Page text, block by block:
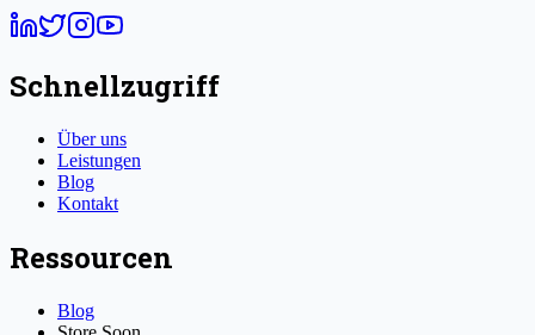
Schnellzugriff
Über uns
Leistungen
Blog
Kontakt
Ressourcen
Blog